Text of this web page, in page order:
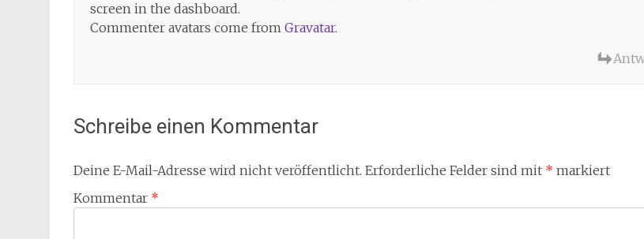
screen in the dashboard.
Commenter avatars come from Gravatar.
Schreibe einen Kommentar
Deine E-Mail-Adresse wird nicht veröffentlicht. Erforderliche Felder sind mit * markiert
Kommentar *